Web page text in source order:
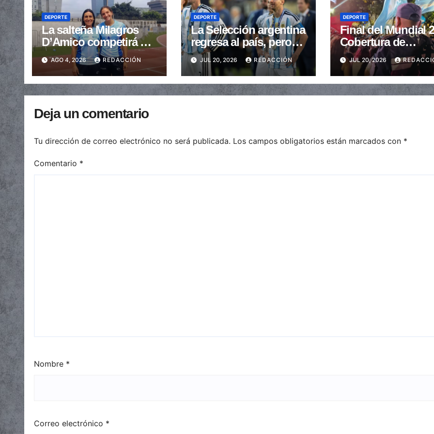
DEPORTE
La salteña Milagros
D’Amico competirá en
el Mundial U20 de
Atletismo
AGO 4, 2026 REDACCIÓN
DEPORTE
La Selección argentina
regresa al país, pero
sin Messi
JUL 20, 2026 REDACCIÓN
DEPORTE
Final del Mundial
Cobertura de
seguridad en toda
provincia
JUL 20, 2026
Deja un comentario
Tu dirección de correo electrónico no será publicada. Los campos obligatorios están marcados con *
Comentario *
Nombre *
Correo electrónico *